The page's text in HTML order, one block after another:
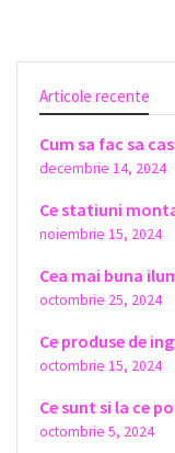
Articole recente
Cum sa fac sa
decembrie 14, 2024
Ce statiuni
noiembrie 15, 2024
Cea mai buna
octombrie 25, 2024
Ce produse de
octombrie 15, 2024
Ce sunt si la ce
octombrie 5, 2024